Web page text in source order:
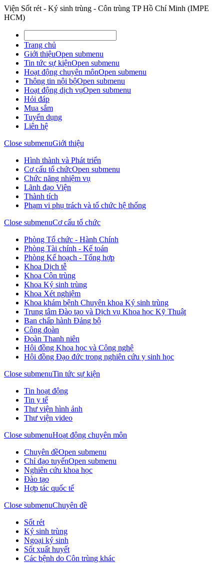
Viện Sốt rét - Ký sinh trùng - Côn trùng TP Hồ Chí Minh (IMPE
HCM)
Trang chủ
Giới thiệuOpen submenu
Tin tức sự kiệnOpen submenu
Hoạt động chuyên mônOpen submenu
Thông tin nội bộOpen submenu
Hoạt động dịch vụOpen submenu
Hỏi đáp
Mua sắm
Tuyển dụng
Liên hệ
Close submenuGiới thiệu
Hình thành và Phát triển
Cơ cấu tổ chứcOpen submenu
Chức năng nhiệm vụ
Lãnh đạo Viện
Thành tích
Phạm vi phụ trách và tổ chức hệ thống
Close submenuCơ cấu tổ chức
Phòng Tổ chức - Hành Chính
Phòng Tài chính - Kế toán
Phòng Kế hoạch - Tổng hợp
Khoa Dịch tễ
Khoa Côn trùng
Khoa Ký sinh trùng
Khoa Xét nghiệm
Khoa khám bệnh Chuyên khoa Ký sinh trùng
Trung tâm Đào tạo và Dịch vụ Khoa học Kỹ Thuật
Ban chấp hành Đảng bộ
Công đoàn
Đoàn Thanh niên
Hội đồng Khoa học và Công nghệ
Hội đồng Đạo đức trong nghiên cứu y sinh học
Close submenuTin tức sự kiện
Tin hoạt động
Tin y tế
Thư viện hình ảnh
Thư viện video
Close submenuHoạt động chuyên môn
Chuyên đềOpen submenu
Chỉ đạo tuyếnOpen submenu
Nghiên cứu khoa học
Đào tạo
Hợp tác quốc tế
Close submenuChuyên đề
Sốt rét
Ký sinh trùng
Ngoại ký sinh
Sốt xuất huyết
Các bệnh do Côn trùng khác